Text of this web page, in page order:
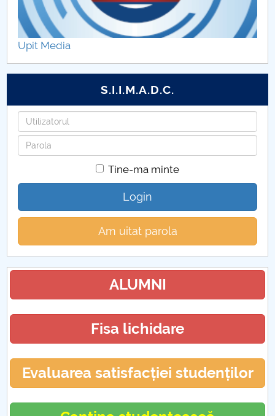
Decontari FMT (CUP)
Tabere studențești FMT (CUP)
Upit Media
S.I.I.M.A.D.C.
Utilizatorul
Parola
Tine-ma minte
Login
Am uitat parola
ALUMNI
Fisa lichidare
Evaluarea satisfacției studenților